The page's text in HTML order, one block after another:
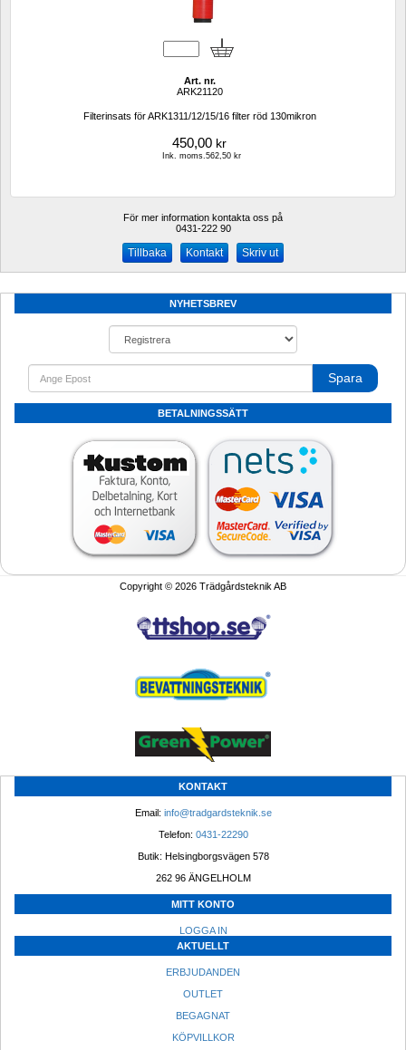
Art. nr.
ARK21120
Filterinsats för ARK1311/12/15/16 filter röd 130mikron
450,00 kr
Ink. moms.562,50 kr
För mer information kontakta oss på
0431-222 90
Kontakt Skriv ut
NYHETSBREV
Spara
BETALNINGSSÄTT
Copyright © 2026 Trädgårdsteknik AB
KONTAKT
Email: info@tradgardsteknik.se
Telefon: 0431-22290
Butik: Helsingborgsvägen 578
262 96 ÄNGELHOLM
MITT KONTO
LOGGA IN
AKTUELLT
ERBJUDANDEN
OUTLET
BEGAGNAT
KÖPVILLKOR